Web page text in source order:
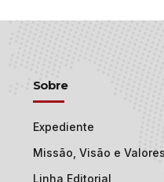
Sobre
Expediente
Missão, Visão e Valores
Linha Editorial